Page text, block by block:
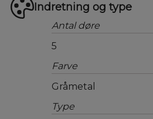
Indretning og type
Antal døre
5
Farve
Gråmetal
Type